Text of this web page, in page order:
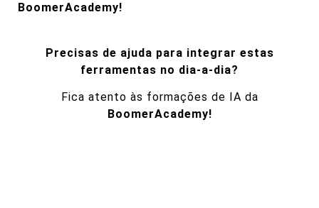
BoomerAcademy!
Precisas de ajuda para integrar estas
ferramentas no dia-a-dia?
Fica atento às formações de IA da
BoomerAcademy!